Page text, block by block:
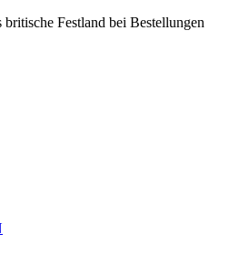
Festland bei Bestellungen